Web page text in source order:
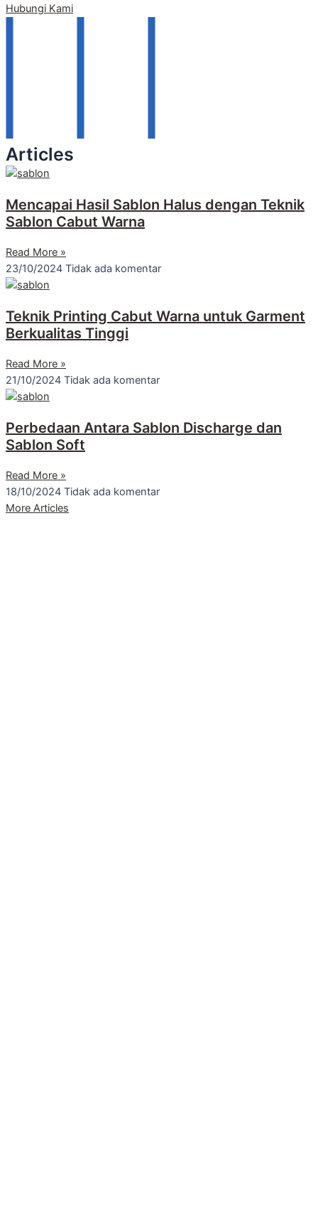
Hubungi Kami
Articles
Mencapai Hasil Sablon Halus dengan Teknik
Sablon Cabut Warna
Read More »
23/10/2024 Tidak ada komentar
Teknik Printing Cabut Warna untuk Garment
Berkualitas Tinggi
Read More »
21/10/2024 Tidak ada komentar
Perbedaan Antara Sablon Discharge dan
Sablon Soft
Read More »
18/10/2024 Tidak ada komentar
More Articles